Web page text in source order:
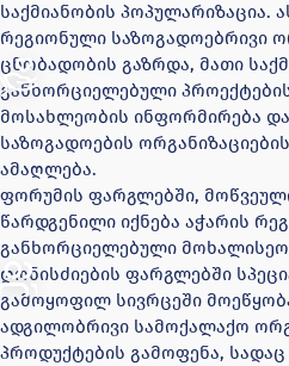
საქმიანობის პოპულარიზაცია.
რეგიონული საზოგადოებრივი
ცნობადობის გაზრდა, მათი
განხორციელებული
მოსახლეობის ინფორმირება
საზოგადოების
ამაღლება.
ფორუმის ფარგლებში,
წარდგენილი იქნება აჭარის
განხორციელებული
ღონისძიების ფარგლებში
გამოყოფილ სივრცეში მოეწყობა
ადგილობრივი სამოქალაქო
პროდუქტების გამოფენა,